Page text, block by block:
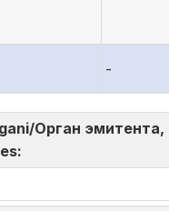
-
Орган